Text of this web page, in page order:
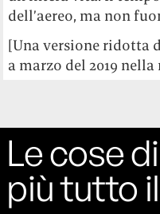
dell’aereo, ma non
[Una versione ridotta
a marzo del 2019 nella
Le cose
più tutto